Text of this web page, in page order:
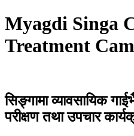
Myagdi Singa
Treatment
सिङ्गामा व्यावसायिक
परीक्षण तथा उपचार